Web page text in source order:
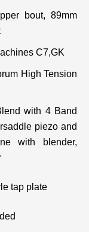
bout, 89mm
C7,GK
High Tension
with 4 Band
piezo and
with blender,
tap plate